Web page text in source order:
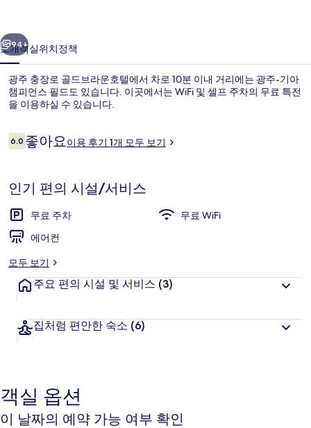
브
라
운
호
텔
의
진
갤
러
리
다음
94+
소개객실위치정책
광주 충장로 골드브라운호텔에서 차로 10분 이내 거리에는 광주-기아
챔피언스 필드도 있습니다. 이곳에서는 WiFi 및 셀프 주차의 무료 특전
을 이용하실 수 있습니다.
이
용
기
6.010점 만점 중 6.0점.
좋아요이용 후기 1개 모두 보기
인기 편의 시설/서비스
무료 주차
무료 WiFi
에어컨
모두 보기
주요 편의 시설 및 서비스 (3)
집처럼 편안한 숙소 (6)
객실 옵션
이 날짜의 예약 가능 여부 확인